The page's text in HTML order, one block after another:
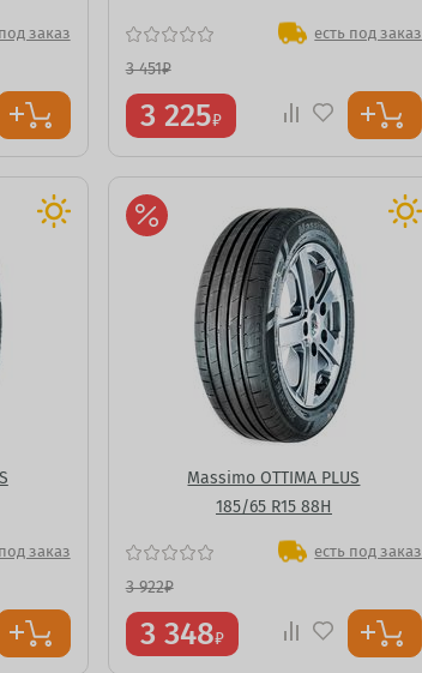
заказ есть под заказ
3 451₽
3 225₽
заказ
Massimo OTTIMA PLUS
185/65 R15 88H
есть под заказ
3 922₽
3 348₽